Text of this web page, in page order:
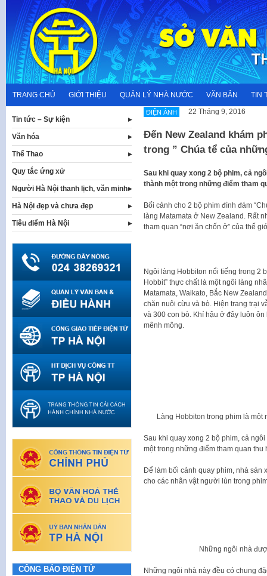
content
TRANG CHỦ GIỚI THIỆU QUẢN LÝ NHÀ NƯỚC VĂN BẢN TIN
ĐIỆN ẢNH 22 Tháng 9, 2016
Đến New Zealand khám
trong ” Chúa tể của
Sau khi quay xong 2 bộ phim, cả
thành một trong những điểm tham
Bối cảnh cho 2 bộ phim đình đám
làng Matamata ở New Zealand. Rất
tham quan “nơi ăn chốn ở” của thế
Ngôi làng Hobbiton nổi tiếng trong 2
Hobbit” thực chất là một ngôi làng
Matamata, Waikato, Bắc New
chăn nuôi cừu và bò. Hiện trang trại
và 300 con bò. Khí hậu ở đây luôn
mênh mông.
Làng Hobbiton trong phim là
Sau khi quay xong 2 bộ phim, cả
một trong những điểm tham quan thu
Để làm bối cảnh quay phim, nhà sản
cho các nhân vật người lùn trong
Những ngôi nhà
Những ngôi nhà này đều có chung
Tin tức – Sự kiện
Văn hóa
Thể Thao
Quy tắc ứng xử
Người Hà Nội thanh lịch, văn minh
Hà Nội đẹp và chưa đẹp
Tiêu điểm Hà Nội
CÔNG BÁO ĐIỆN TỬ